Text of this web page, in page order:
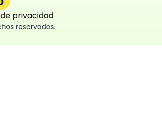
privacidad
reservados.